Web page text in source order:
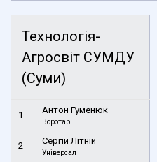
Технологія-
Агросвіт СУМДУ
(Суми)
1 Антон Гуменюк
Воротар
2 Сергій Літній
Універсал